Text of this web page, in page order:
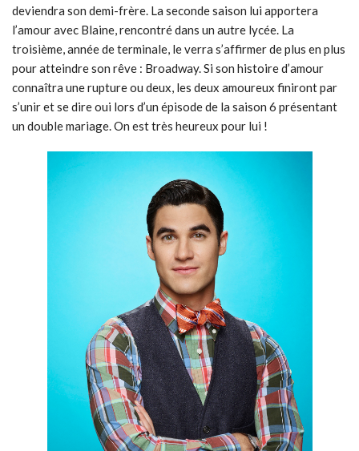
deviendra son demi-frère. La seconde saison lui apportera
l’amour avec Blaine, rencontré dans un autre lycée. La
troisième, année de terminale, le verra s’affirmer de plus en plus
pour atteindre son rêve : Broadway. Si son histoire d’amour
connaîtra une rupture ou deux, les deux amoureux finiront par
s’unir et se dire oui lors d’un épisode de la saison 6 présentant
un double mariage. On est très heureux pour lui !